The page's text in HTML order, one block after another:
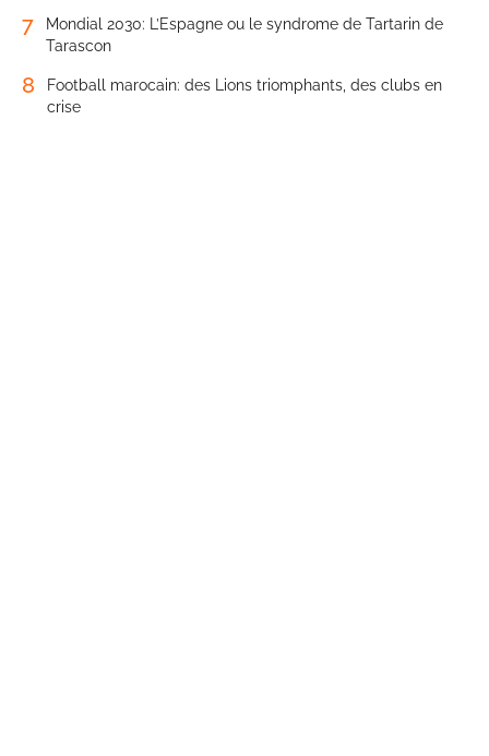
7
Mondial 2030: L’Espagne ou le syndrome de Tartarin de
Tarascon
8
Football marocain: des Lions triomphants, des clubs en
crise